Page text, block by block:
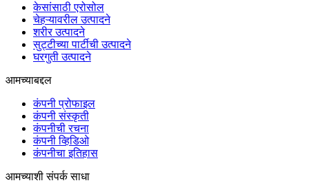
केसांसाठी एरोसोल
चेहऱ्यावरील उत्पादने
शरीर उत्पादने
सुट्टीच्या पार्टीची उत्पादने
घरगुती उत्पादने
आमच्याबद्दल
कंपनी प्रोफाइल
कंपनी संस्कृती
कंपनीची रचना
कंपनी व्हिडिओ
कंपनीचा इतिहास
आमच्याशी संपर्क साधा